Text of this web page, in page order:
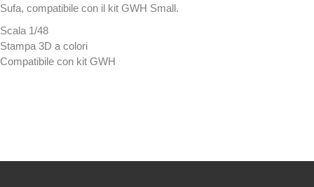
Sufa, compatibile con il kit GWH Small.
Scala 1/48
Stampa 3D a colori
Compatibile con kit GWH